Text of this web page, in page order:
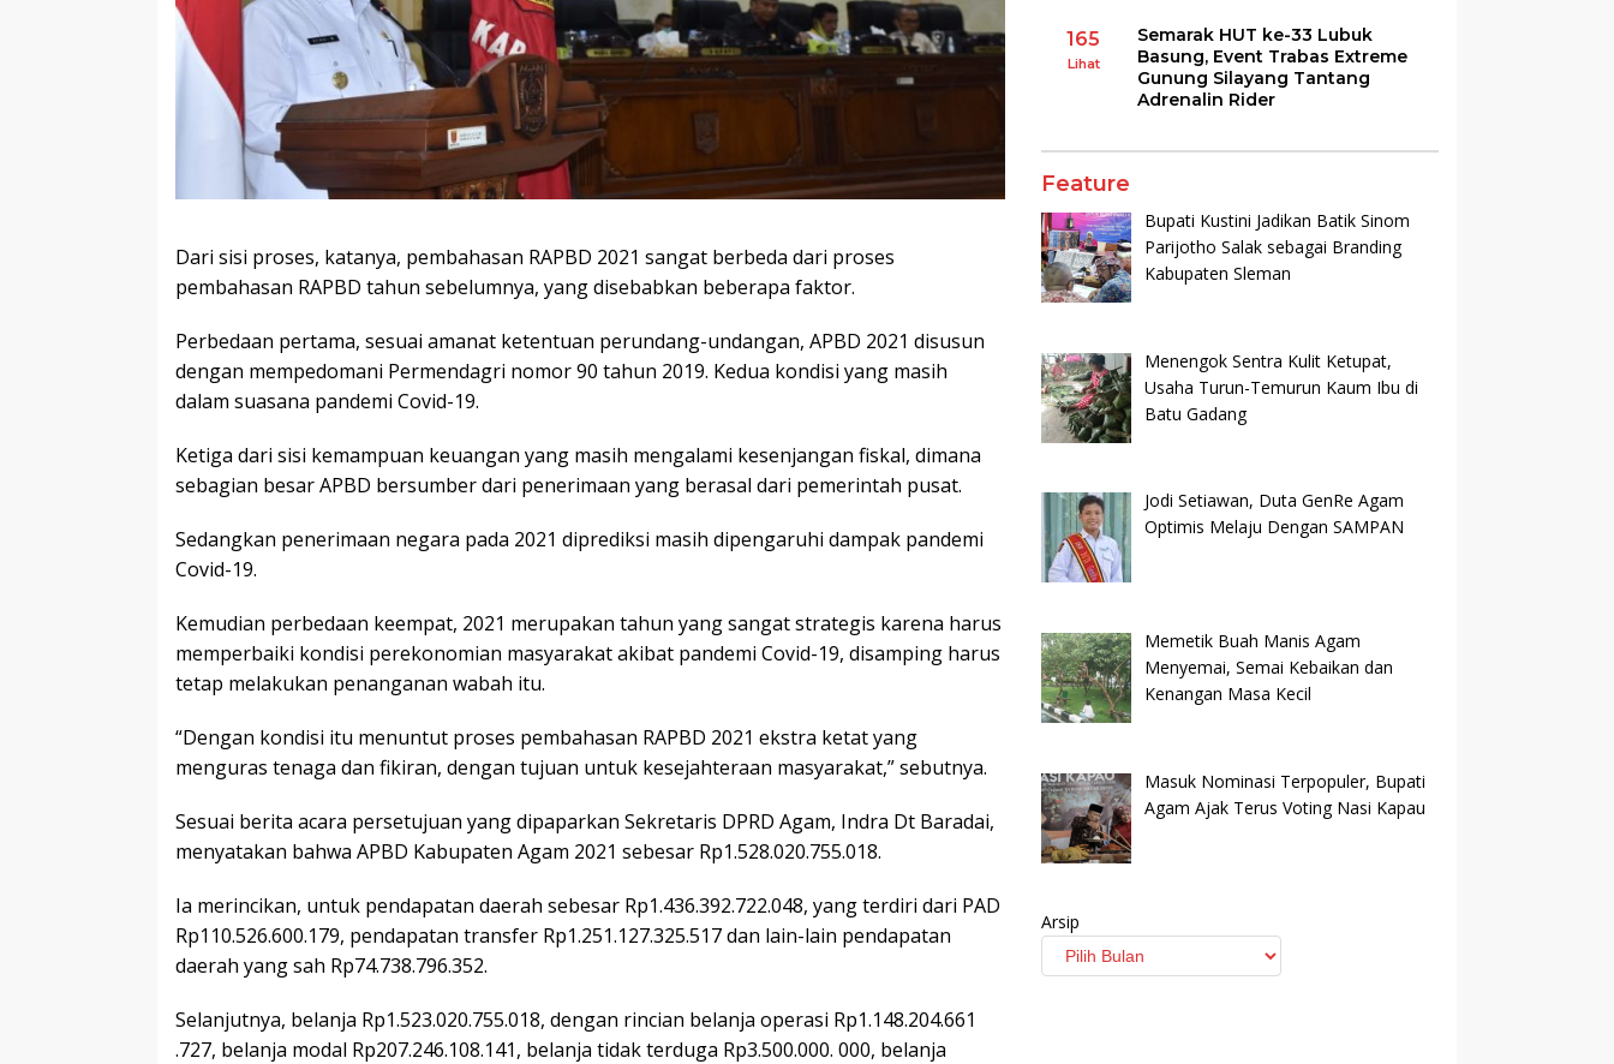
Dari sisi proses, katanya, pembahasan RAPBD 2021 sangat berbeda dari proses
pembahasan RAPBD tahun sebelumnya, yang disebabkan beberapa faktor.
Perbedaan pertama, sesuai amanat ketentuan perundang-undangan, APBD 2021 disusun
dengan mempedomani Permendagri nomor 90 tahun 2019. Kedua kondisi yang masih
dalam suasana pandemi Covid-19.
Ketiga dari sisi kemampuan keuangan yang masih mengalami kesenjangan fiskal, dimana
sebagian besar APBD bersumber dari penerimaan yang berasal dari pemerintah pusat.
Sedangkan penerimaan negara pada 2021 diprediksi masih dipengaruhi dampak pandemi
Covid-19.
Kemudian perbedaan keempat, 2021 merupakan tahun yang sangat strategis karena harus
memperbaiki kondisi perekonomian masyarakat akibat pandemi Covid-19, disamping harus
tetap melakukan penanganan wabah itu.
“Dengan kondisi itu menuntut proses pembahasan RAPBD 2021 ekstra ketat yang
menguras tenaga dan fikiran, dengan tujuan untuk kesejahteraan masyarakat,” sebutnya.
Sesuai berita acara persetujuan yang dipaparkan Sekretaris DPRD Agam, Indra Dt Baradai,
menyatakan bahwa APBD Kabupaten Agam 2021 sebesar Rp1.528.020.755.018.
Ia merincikan, untuk pendapatan daerah sebesar Rp1.436.392.722.048, yang terdiri dari PAD
Rp110.526.600.179, pendapatan transfer Rp1.251.127.325.517 dan lain-lain pendapatan
daerah yang sah Rp74.738.796.352.
Selanjutnya, belanja Rp1.523.020.755.018, dengan rincian belanja operasi Rp1.148.204.661
.727, belanja modal Rp207.246.108.141, belanja tidak terduga Rp3.500.000. 000, belanja
165
Lihat
Semarak HUT ke-33 Lubuk
Basung, Event Trabas Extreme
Gunung Silayang Tantang
Adrenalin Rider
Feature
Bupati Kustini Jadikan Batik Sinom
Parijotho Salak sebagai Branding
Kabupaten Sleman
Menengok Sentra Kulit Ketupat,
Usaha Turun-Temurun Kaum Ibu di
Batu Gadang
Jodi Setiawan, Duta GenRe Agam
Optimis Melaju Dengan SAMPAN
Memetik Buah Manis Agam
Menyemai, Semai Kebaikan dan
Kenangan Masa Kecil
Masuk Nominasi Terpopuler, Bupati
Agam Ajak Terus Voting Nasi Kapau
Arsip